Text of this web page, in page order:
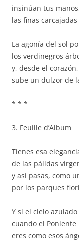
insinúan tus
las finas
La agonía del sol
los verdinegros
y, desde el
sube un dulzor de
* * *
3. Feuille d’Album
Tienes esa
de las pálidas
y así pasas, como
por los parques
Y si el cielo
cuando el Poniente
eres como esos